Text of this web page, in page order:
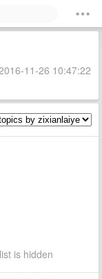
11-26 10:47:22
is hidden